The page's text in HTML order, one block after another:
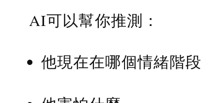
AI可以幫你推測：
他現在在哪個情緒階段